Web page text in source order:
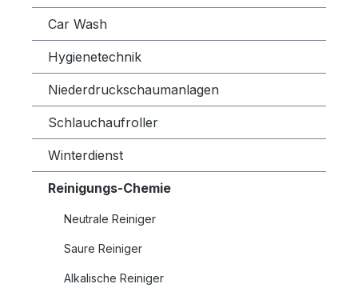
Car Wash
Hygienetechnik
Niederdruckschaumanlagen
Schlauchaufroller
Winterdienst
Reinigungs-Chemie
Neutrale Reiniger
Saure Reiniger
Alkalische Reiniger